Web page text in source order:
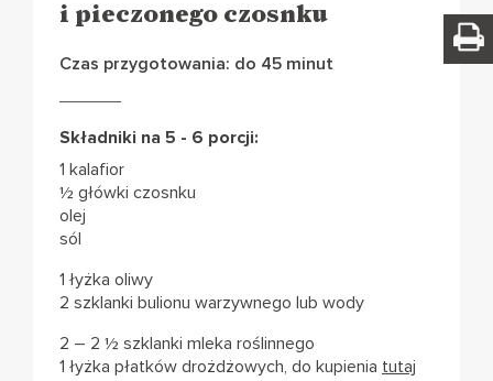
i pieczonego czosnku
Czas przygotowania: do 45 minut
Składniki na 5 - 6 porcji:
1 kalafior
½ główki czosnku
olej
sól
1 łyżka oliwy
2 szklanki bulionu warzywnego lub wody
2 – 2 ½ szklanki mleka roślinnego
1 łyżka płatków drożdżowych, do kupienia tutaj